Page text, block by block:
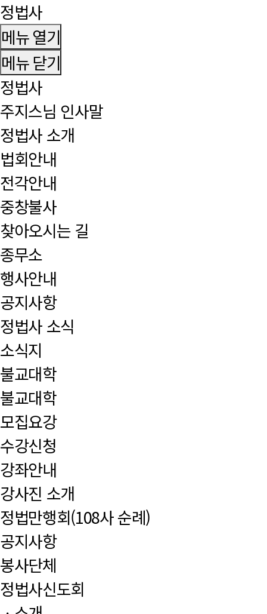
정법사
메뉴 열기
메뉴 닫기
정법사
주지스님 인사말
정법사 소개
법회안내
전각안내
중창불사
찾아오시는 길
종무소
행사안내
공지사항
정법사 소식
소식지
불교대학
불교대학
모집요강
수강신청
강좌안내
강사진 소개
정법만행회(108사 순례)
공지사항
봉사단체
정법사신도회